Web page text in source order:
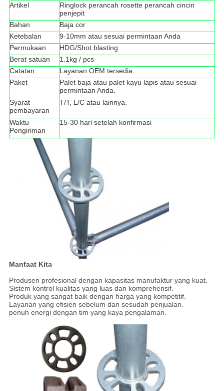
Artikel
Ringlock perancah rosette perancah cincin
penjepit
Bahan
Baja cor
Ketebalan
9-10mm atau sesuai permintaan Anda
Permukaan
HDG/Shot blasting
Berat satuan
1.1kg / pcs
Catatan
Layanan OEM tersedia
Paket
Palet baja atau palet kayu lapis atau sesuai
permintaan Anda.
Syarat
pembayaran
T/T, L/C atau lainnya.
Waktu
Pengiriman
15-30 hari setelah konfirmasi
Manfaat Kita
Produsen profesional dengan kapasitas manufaktur yang kuat.
Sistem kontrol kualitas yang luas dan komprehensif.
Produk yang sangat baik dengan harga yang kompetitif.
Layanan yang efisien sebelum dan sesudah penjualan.
penuh energi dengan tim yang kaya pengalaman.